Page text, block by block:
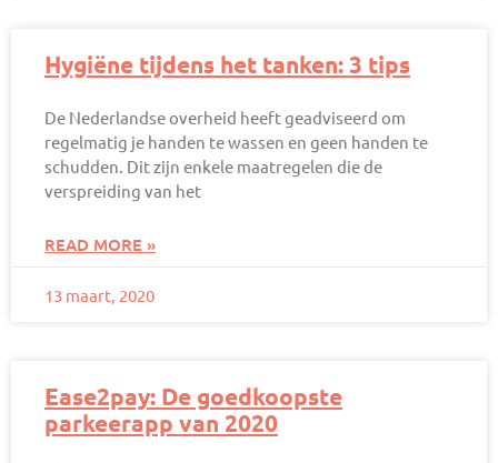
Hygiëne tijdens het tanken: 3 tips
De Nederlandse overheid heeft geadviseerd om
regelmatig je handen te wassen en geen handen te
schudden. Dit zijn enkele maatregelen die de
verspreiding van het
READ MORE »
13 maart, 2020
Ease2pay: De goedkoopste
parkeerapp van 2020